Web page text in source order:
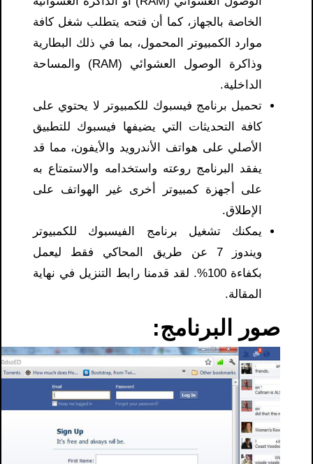
الخاصة بالجهاز، كما أن فتحه يتطلب شغل كافة
موارد الكمبيوتر المحمول، بما في ذلك البطارية
وذاكرة الوصول العشوائي (RAM) والمساحة
الداخلية.
تحميل برنامج فيسبوك للكمبيوتر لا يحتوي على
كافة التحديثات التي يضيفها فيسبوك للتطبيق
الأصلي على هواتف الأندرويد والأيفون، مما قد
يفقد البرنامج روعته واستخدامه والاستمتاع به
على أجهزة كمبيوتر أخرى غير الهواتف على
الإطلاق.
يمكنك تشغيل برنامج الفيسبوك للكمبيوتر
ويندوز 7 عن طريق المحاكي فقط ليعمل
بكفاءة 100%. لقد قدمنا ​​رابط التنزيل في نهاية
المقالة.
صور البرنامج: